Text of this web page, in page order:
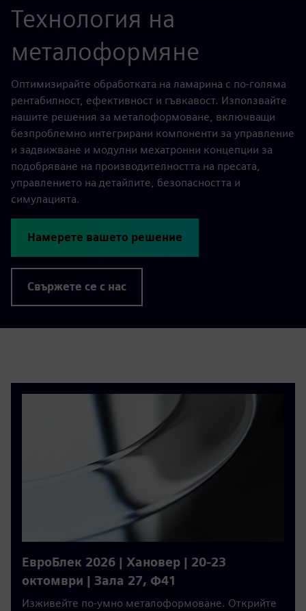
Технология на
металоформяне
Оптимизирайте обработката на ламарина с по-голяма
рентабилност, ефективност и гъвкавост. Използвайте
нашите решения за металоформоване, включващи
безпроблемно интегрирани компоненти за управление
и задвижване и модулни мехатронни концепции за
подобряване на производителността на пресата,
управлението на детайлите, безопасността и
симулацията.
Намерете вашето решение
Свържете се с нас
ЕвроБлек 2026 | Хановер | 20-23
октомври | Зала 27, Ф41
Изживейте по-умно металоформоване. Открийте